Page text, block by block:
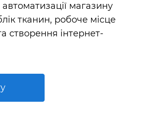
магазину
тканин, робоче місце
створення інтернет-